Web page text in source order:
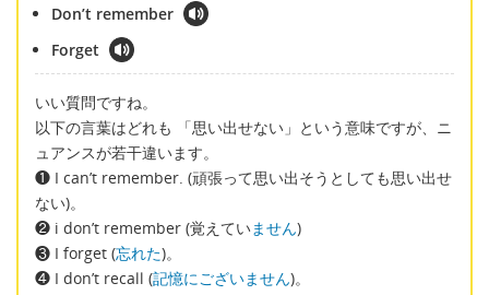
Don’t remember
Forget
いい質問ですね。
以下の言葉はどれも 「思い出せない」という意味ですが、ニ
ュアンスが若干違います。
❶ I can’t remember. (頑張って思い出そうとしても思い出せ
ない)。
❷ i don’t remember (覚えていません)
❸ I forget (忘れた)。
❹ I don’t recall (記憶にございません)。